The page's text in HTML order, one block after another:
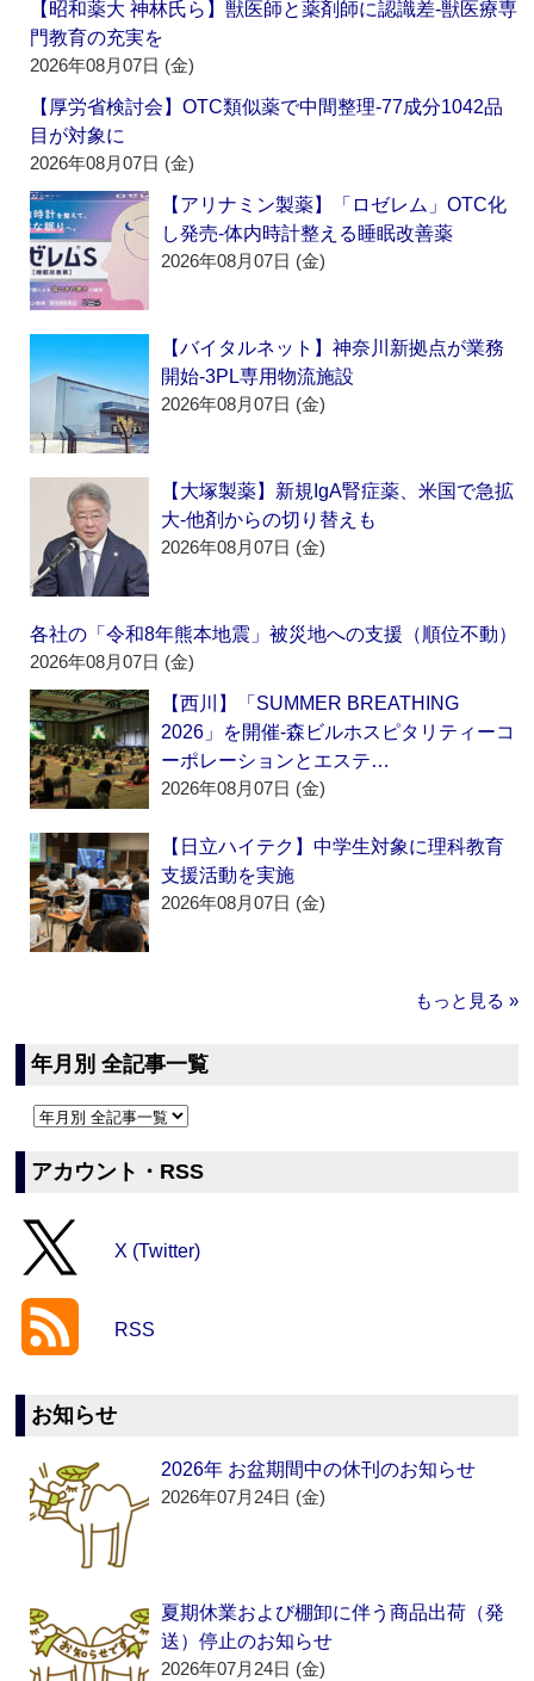
【昭和薬大 神林氏ら】獣医師と薬剤師に認識差‐獣医療専
門教育の充実を
2026年08月07日 (金)
【厚労省検討会】OTC類似薬で中間整理‐77成分1042品
目が対象に
2026年08月07日 (金)
【アリナミン製薬】「ロゼレム」OTC化
し発売‐体内時計整える睡眠改善薬
2026年08月07日 (金)
【バイタルネット】神奈川新拠点が業務
開始‐3PL専用物流施設
2026年08月07日 (金)
【大塚製薬】新規IgA腎症薬、米国で急拡
大‐他剤からの切り替えも
2026年08月07日 (金)
各社の「令和8年熊本地震」被災地への支援（順位不動）
2026年08月07日 (金)
【西川】「SUMMER BREATHING
2026」を開催‐森ビルホスピタリティーコ
ーポレーションとエステ…
2026年08月07日 (金)
【日立ハイテク】中学生対象に理科教育
支援活動を実施
2026年08月07日 (金)
もっと見る »
年月別 全記事一覧
アカウント・RSS
X (Twitter)
RSS
お知らせ
2026年 お盆期間中の休刊のお知らせ
2026年07月24日 (金)
夏期休業および棚卸に伴う商品出荷（発
送）停止のお知らせ
2026年07月24日 (金)